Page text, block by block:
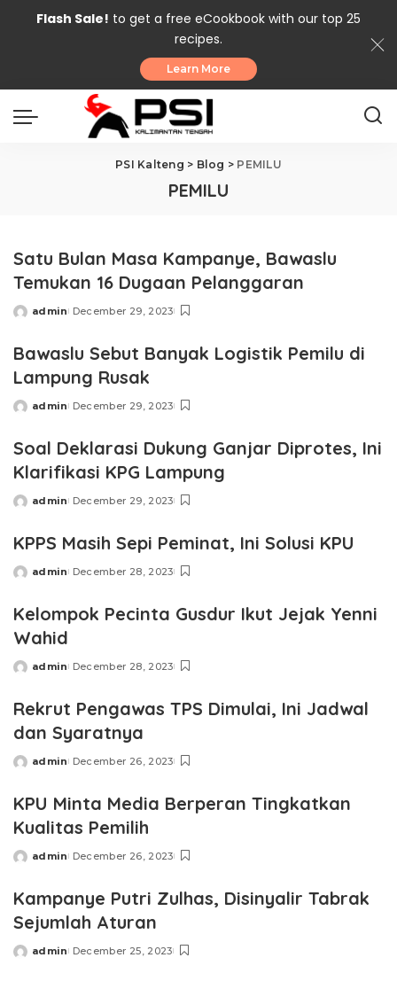
Flash Sale! to get a free eCookbook with our top 25
recipes.
Learn More
PSI Kalteng > Blog > PEMILU
PEMILU
Satu Bulan Masa Kampanye, Bawaslu
Temukan 16 Dugaan Pelanggaran
Posted
admin December 29, 2023
Bawaslu Sebut Banyak Logistik Pemilu di
Lampung Rusak
Posted
admin December 29, 2023
Soal Deklarasi Dukung Ganjar Diprotes, Ini
Klarifikasi KPG Lampung
Posted
admin December 29, 2023
KPPS Masih Sepi Peminat, Ini Solusi KPU
Posted
admin December 28, 2023
Kelompok Pecinta Gusdur Ikut Jejak Yenni
Wahid
Posted
admin December 28, 2023
Rekrut Pengawas TPS Dimulai, Ini Jadwal
dan Syaratnya
Posted
admin December 26, 2023
KPU Minta Media Berperan Tingkatkan
Kualitas Pemilih
Posted
admin December 26, 2023
Kampanye Putri Zulhas, Disinyalir Tabrak
Sejumlah Aturan
Posted
admin December 25, 2023